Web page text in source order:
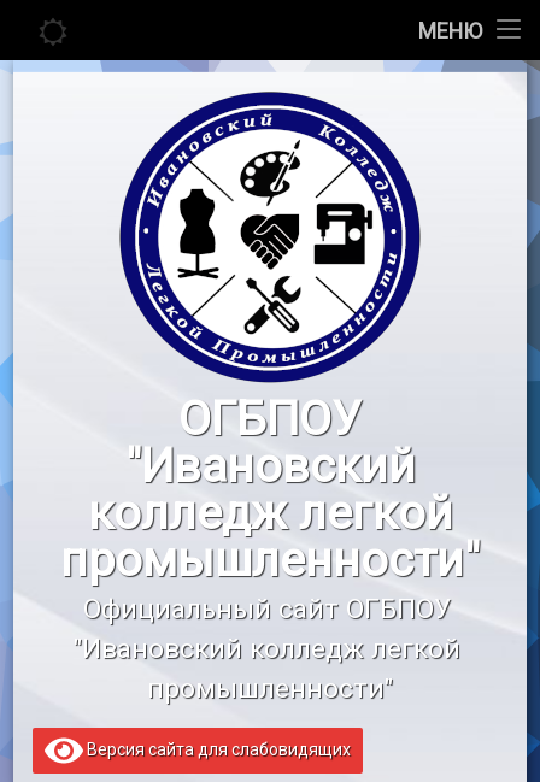
МЕНЮ
Главная
Педагогу
Воспитательная работа
«Профессионалы»
«Профессионалитет»
Образовательный кредит
Перейти
ОГБПОУ
"Ивановский
колледж легкой
промышленности"
Официальный сайт ОГБПОУ
"Ивановский колледж легкой
промышленности"
Версия сайта для слабовидящих